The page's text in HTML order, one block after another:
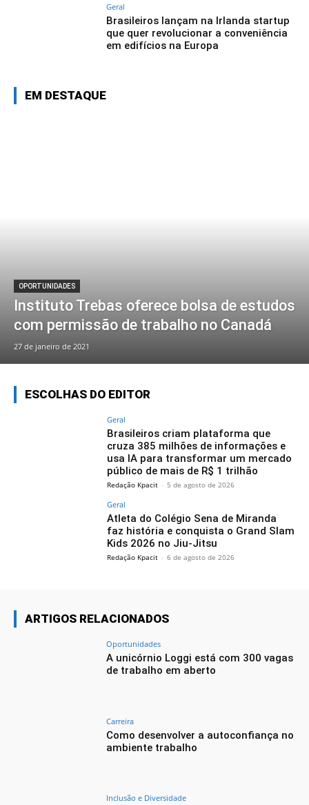
Geral
Brasileiros lançam na Irlanda startup
que quer revolucionar a conveniência
em edifícios na Europa
EM DESTAQUE
OPORTUNIDADES
Instituto Trebas oferece bolsa de estudos
com permissão de trabalho no Canadá
27 de janeiro de 2021
ESCOLHAS DO EDITOR
Geral
Brasileiros criam plataforma que
cruza 385 milhões de informações e
usa IA para transformar um mercado
público de mais de R$ 1 trilhão
Redação Kpacit - 5 de agosto de 2026
Geral
Atleta do Colégio Sena de Miranda
faz história e conquista o Grand Slam
Kids 2026 no Jiu-Jitsu
Redação Kpacit - 6 de agosto de 2026
ARTIGOS RELACIONADOS
Oportunidades
A unicórnio Loggi está com 300 vagas
de trabalho em aberto
Carreira
Como desenvolver a autoconfiança no
ambiente trabalho
Inclusão e Diversidade